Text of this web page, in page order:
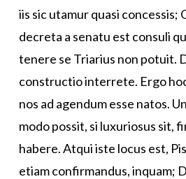
iis sic utamur quasi concessis;
decreta a senatu est consuli
tenere se Triarius non potuit.
constructio interrete. Ergo
nos ad agendum esse natos.
modo possit, si luxuriosus sit,
habere. Atqui iste locus est,
etiam confirmandus, inquam;